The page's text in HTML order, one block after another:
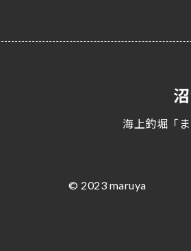
海上釣堀「
© 2023 maruya